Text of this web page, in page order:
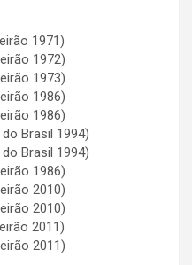
1971)
1972)
1973)
1986)
1986)
Brasil 1994)
Brasil 1994)
1986)
2010)
2010)
2011)
2011)